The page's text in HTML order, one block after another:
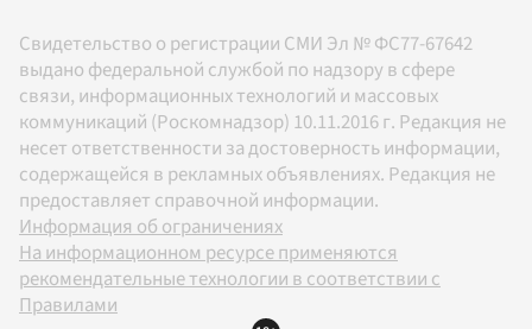
Свидетельство о регистрации СМИ Эл № ФС77-67642
выдано федеральной службой по надзору в сфере
связи, информационных технологий и массовых
коммуникаций (Роскомнадзор) 10.11.2016 г. Редакция не
несет ответственности за достоверность информации,
содержащейся в рекламных объявлениях. Редакция не
предоставляет справочной информации.
Информация об ограничениях
На информационном ресурсе применяются
рекомендательные технологии в соответствии с
Правилами